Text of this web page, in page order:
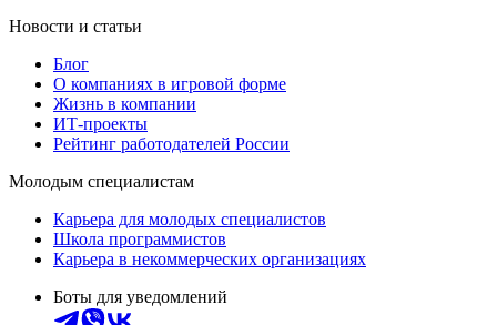
Новости и статьи
Блог
О компаниях в игровой форме
Жизнь в компании
ИТ-проекты
Рейтинг работодателей России
Молодым специалистам
Карьера для молодых специалистов
Школа программистов
Карьера в некоммерческих организациях
Боты для уведомлений